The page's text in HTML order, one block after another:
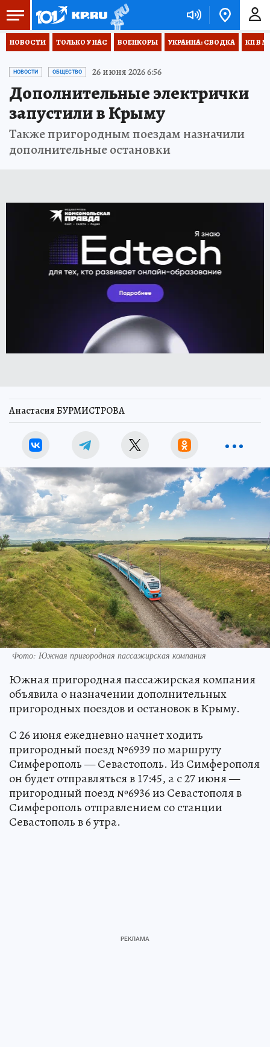
НОВОСТИ ТОЛЬКО У НАС ВОЕНКОРЫ УКРАИНА: СВОДКА КП В
НОВОСТИ ОБЩЕСТВО 26 июня 2026 6:56
Дополнительные электрички
запустили в Крыму
Также пригородным поездам назначили
дополнительные остановки
Анастасия БУРМИСТРОВА
Фото: Южная пригородная пассажирская компания
Южная пригородная пассажирская компания
объявила о назначении дополнительных
пригородных поездов и остановок в Крыму.
С 26 июня ежедневно начнет ходить
пригородный поезд №6939 по маршруту
Симферополь — Севастополь. Из Симферополя
он будет отправляться в 17:45, а с 27 июня —
пригородный поезд №6936 из Севастополя в
Симферополь отправлением со станции
Севастополь в 6 утра.